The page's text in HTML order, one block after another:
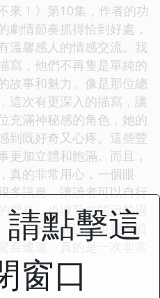
來！》第10集，作者的功
劇情節奏抓得恰到好處，
溫馨感人的情感交流。我
寫，他們不再隻是單純的
故事和魅力。像是那位總
這次有更深入的描寫，讓
充滿神秘感的角色，她的
到既好奇又心疼。這些豐
更加立體和飽滿。而且，
真的非常用心，一個眼
多訊息，讓讀者可以自行
營造，也讓我在閱讀的過
這次的封麵設計也很有質
喜連連，真的是一次非常
點擊這
窗口